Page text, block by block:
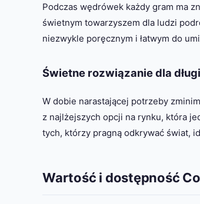
Podczas wędrówek każdy gram ma
świetnym towarzyszem dla ludzi
niezwykle poręcznym i łatwym do
Świetne rozwiązanie dla
W dobie narastającej potrzeby
z najlżejszych opcji na rynku, która
tych, którzy pragną odkrywać świat,
Wartość i dostępność